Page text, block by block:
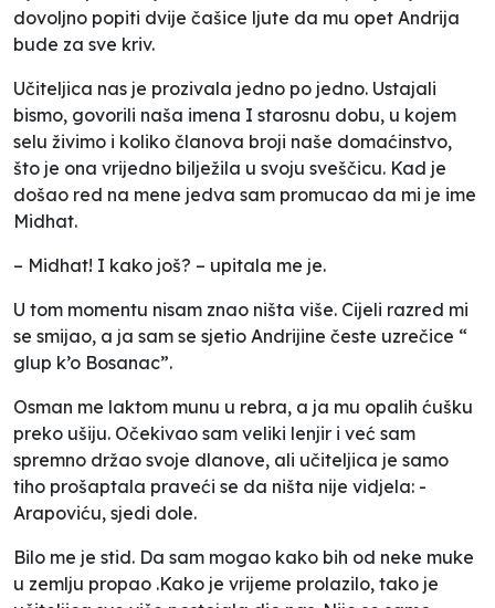
dovoljno popiti dvije čašice ljute da mu opet Andrija
bude za sve kriv.
Učiteljica nas je prozivala jedno po jedno. Ustajali
bismo, govorili naša imena I starosnu dobu, u kojem
selu živimo i koliko članova broji naše domaćinstvo,
što je ona vrijedno bilježila u svoju sveščicu. Kad je
došao red na mene jedva sam promucao da mi je ime
Midhat.
– Midhat! I kako još? – upitala me je.
U tom momentu nisam znao ništa više. Cijeli razred mi
se smijao, a ja sam se sjetio Andrijine česte uzrečice “
glup k’o Bosanac”.
Osman me laktom munu u rebra, a ja mu opalih ćušku
preko ušiju. Očekivao sam veliki lenjir i već sam
spremno držao svoje dlanove, ali učiteljica je samo
tiho prošaptala praveći se da ništa nije vidjela: -
Arapoviću, sjedi dole.
Bilo me je stid. Da sam mogao kako bih od neke muke
u zemlju propao .Kako je vrijeme prolazilo, tako je